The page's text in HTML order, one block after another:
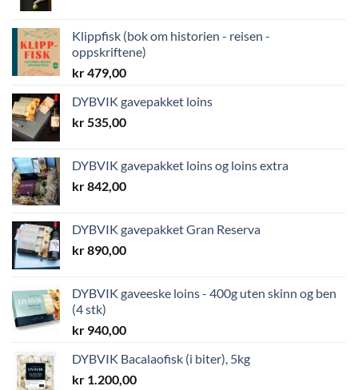
Klippfisk (bok om historien - reisen -
oppskriftene)
kr479,00
DYBVIK gavepakket loins
kr535,00
DYBVIK gavepakket loins og loins extra
kr842,00
DYBVIK gavepakket Gran Reserva
kr890,00
DYBVIK gaveeske loins - 400g uten skinn og ben
(4 stk)
kr 940,00
DYBVIK Bacalaofisk (i biter), 5kg
kr 1.200,00